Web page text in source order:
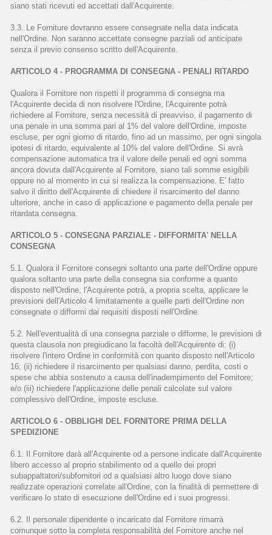
siano stati ricevuti ed accettati dall'Acquirente.
3.3. Le Forniture dovranno essere consegnate nella data indicata
nell'Ordine. Non saranno accettate consegne parziali od anticipate
senza il previo consenso scritto dell'Acquirente.
ARTICOLO 4 - PROGRAMMA DI CONSEGNA - PENALI RITARDO
Qualora il Fornitore non rispetti il programma di consegna ma
l'Acquirente decida di non risolvere l'Ordine, l'Acquirente potrà
richiedere al Fornitore, senza necessità di preavviso, il pagamento di
una penale in una somma pari al 1% del valore dell'Ordine, imposte
escluse, per ogni giorno di ritardo, fino ad un massimo, per ogni singola
ipotesi di ritardo, equivalente al 10% del valore dell'Ordine. Si avrà
compensazione automatica tra il valore delle penali ed ogni somma
ancora dovuta dall'Acquirente al Fornitore, siano tali somme esigibili
oppure no al momento in cui si realizza la compensazione. E' fatto
salvo il diritto dell'Acquirente di chiedere il risarcimento del danno
ulteriore, anche in caso di applicazione e pagamento della penale per
ritardata consegna.
ARTICOLO 5 - CONSEGNA PARZIALE - DIFFORMITA' NELLA
CONSEGNA
5.1. Qualora il Fornitore consegni soltanto una parte dell'Ordine oppure
qualora soltanto una parte della consegna sia conforme a quanto
disposto nell'Ordine, l'Acquirente potrà, a propria scelta, applicare le
previsioni dell'Articolo 4 limitatamente a quelle parti dell'Ordine non
consegnate o difformi dai requisiti disposti nell'Ordine.
5.2. Nell'eventualità di una consegna parziale o difforme, le previsioni di
questa clausola non pregiudicano la facoltà dell'Acquirente di: (i)
risolvere l'intero Ordine in conformità con quanto disposto nell'Articolo
16; (ii) richiedere il risarcimento per qualsiasi danno, perdita, costi o
spese che abbia sostenuto a causa dell'inadempimento del Fornitore;
e/o (iii) richiedere l'applicazione delle penali calcolate sul valore
complessivo dell'Ordine, imposte escluse.
ARTICOLO 6 - OBBLIGHI DEL FORNITORE PRIMA DELLA
SPEDIZIONE
6.1. Il Fornitore darà all'Acquirente od a persone indicate dall'Acquirente
libero accesso al proprio stabilimento od a quello dei propri
subappaltatori/subfornitori od a qualsiasi altro luogo dove siano
realizzate operazioni correlate all'Ordine, con la finalità di permettere di
verificare lo stato di esecuzione dell'Ordine ed i suoi progressi.
6.2. Il personale dipendente o incaricato dal Fornitore rimarrà
comunque sotto la completa responsabilità del Fornitore anche nel